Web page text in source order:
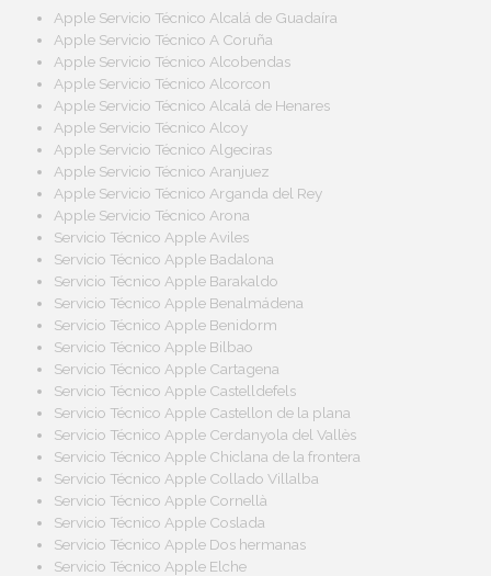
Apple Servicio Técnico Alcalá de Guadaíra
Apple Servicio Técnico A Coruña
Apple Servicio Técnico Alcobendas
Apple Servicio Técnico Alcorcon
Apple Servicio Técnico Alcalá de Henares
Apple Servicio Técnico Alcoy
Apple Servicio Técnico Algeciras
Apple Servicio Técnico Aranjuez
Apple Servicio Técnico Arganda del Rey
Apple Servicio Técnico Arona
Servicio Técnico Apple Aviles
Servicio Técnico Apple Badalona
Servicio Técnico Apple Barakaldo
Servicio Técnico Apple Benalmádena
Servicio Técnico Apple Benidorm
Servicio Técnico Apple Bilbao
Servicio Técnico Apple Cartagena
Servicio Técnico Apple Castelldefels
Servicio Técnico Apple Castellon de la plana
Servicio Técnico Apple Cerdanyola del Vallès
Servicio Técnico Apple Chiclana de la frontera
Servicio Técnico Apple Collado Villalba
Servicio Técnico Apple Cornellà
Servicio Técnico Apple Coslada
Servicio Técnico Apple Dos hermanas
Servicio Técnico Apple Elche